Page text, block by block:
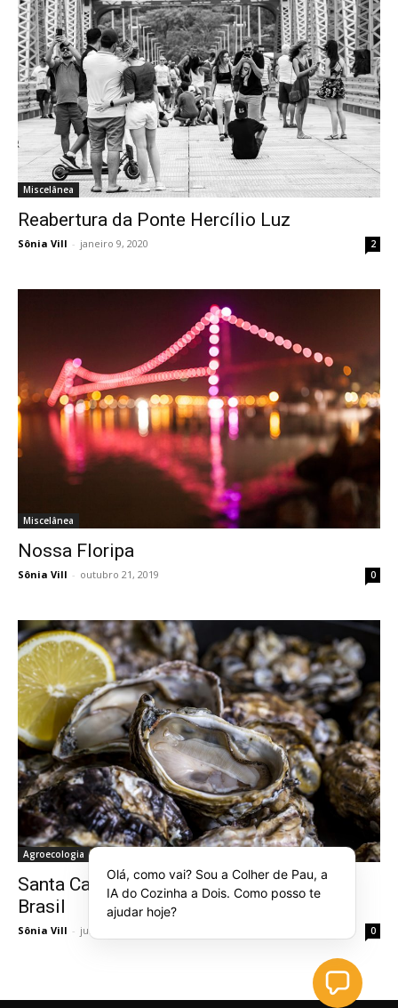
Miscelânea
Reabertura da Ponte Hercílio Luz
Sônia Vill - janeiro 9, 2020 2
Miscelânea
Nossa Floripa
Sônia Vill - outubro 21, 2019 0
Agroecologia
Santa Catarina produz 95% das ostras do
Brasil
Sônia Vill - junho 5, 2019 0
Olá, como vai? Sou a Colher de Pau, a
IA do Cozinha a Dois. Como posso te
ajudar hoje?